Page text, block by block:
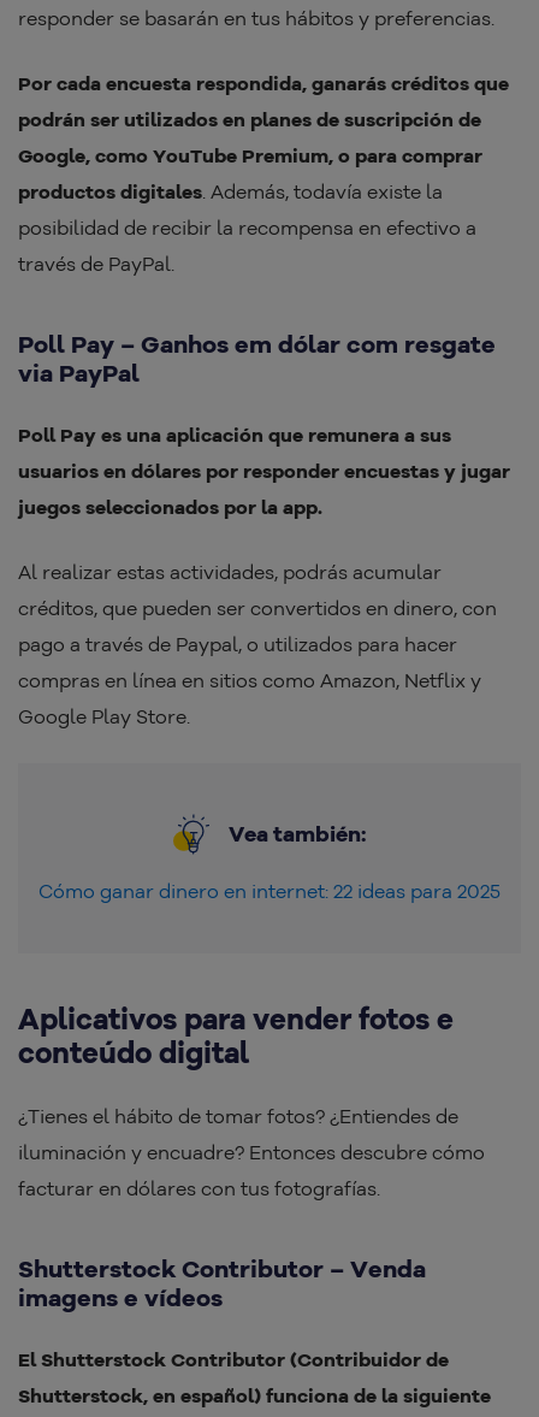
responder se basarán en tus hábitos y preferencias.
Por cada encuesta respondida, ganarás créditos que
podrán ser utilizados en planes de suscripción de
Google, como YouTube Premium, o para comprar
productos digitales . Además, todavía existe la
posibilidad de recibir la recompensa en efectivo a
través de PayPal.
Poll Pay – Ganhos em dólar com resgate
via PayPal
Poll Pay es una aplicación que remunera a sus
usuarios en dólares por responder encuestas y jugar
juegos seleccionados por la app.
Al realizar estas actividades, podrás acumular
créditos, que pueden ser convertidos en dinero, con
pago a través de Paypal, o utilizados para hacer
compras en línea en sitios como Amazon, Netflix y
Google Play Store.
Vea también:
Cómo ganar dinero en internet: 22 ideas para 2025
Aplicativos para vender fotos e
conteúdo digital
¿Tienes el hábito de tomar fotos? ¿Entiendes de
iluminación y encuadre? Entonces descubre cómo
facturar en dólares con tus fotografías.
Shutterstock Contributor – Venda
imagens e vídeos
El Shutterstock Contributor (Contribuidor de
Shutterstock, en español) funciona de la siguiente